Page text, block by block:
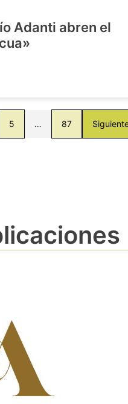
Adanti abren el
5 … 87